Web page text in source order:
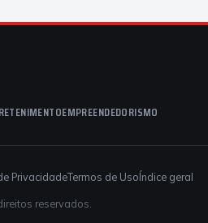
EMPREENDEDORISMO
PrivacidadeTermos de UsoÍndice geral
reservados.